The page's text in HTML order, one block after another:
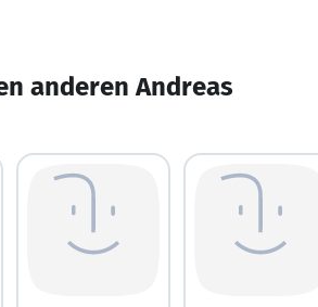
anderen Andreas